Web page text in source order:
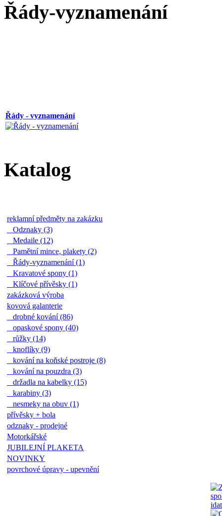
Řády-vyznamenání
Řády - vyznamenání
Katalog
reklamní předměty na zakázku
Odznaky (3)
Medaile (12)
Pamětní mince, plakety (2)
Řády-vyznamenání (1)
Kravatové spony (1)
Klíčové přívěsky (1)
zakázková výroba
kovová galanterie
drobné kování (86)
opaskové spony (40)
růžky (14)
knoflíky (9)
kování na koňské postroje (8)
kování na pouzdra (3)
držadla na kabelky (15)
karabiny (3)
nesmeky na obuv (1)
přívěsky + bola
odznaky - prodejné
Motorkářské
JUBILEJNÍ PLAKETA
NOVINKY
povrchové úpravy - upevnění